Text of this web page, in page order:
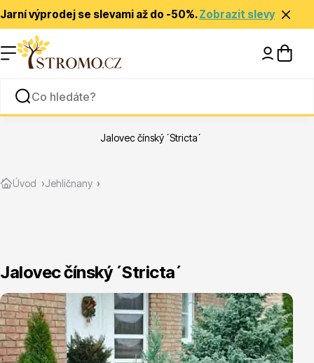
Jarní výprodej se slevami až do -50%.Zobrazit slevy
Rady a tipy
Zlevněné
Jehličnany
Úvod Jehličnany
Jalovec čínský ´Stricta´
Jalovec čínský ´Stricta´